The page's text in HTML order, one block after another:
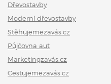
Dřevostavby
Moderní dřevostavby
Stěhujemezavás.cz
Půjčovna aut
Marketingzavás.cz
Cestujemezavás.cz